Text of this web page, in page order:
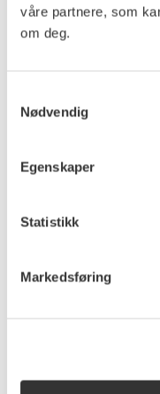
våre partnere, som
om deg.
Nødvendig
Egenskaper
Statistikk
Markedsføring
Sohlberg, Harald
treet 1915
59